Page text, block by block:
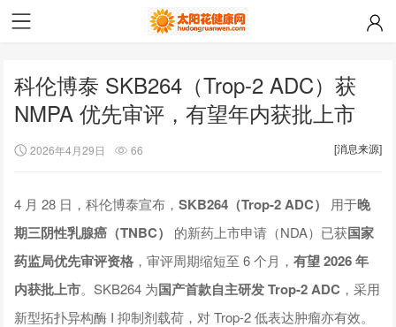
科伦博泰 SKB264（Trop-2 ADC）获
NMPA 优先审评，有望年内获批上市
2026年4月29日 66 [消息来源]
4 月 28 日，科伦博泰宣布，SKB264（Trop-2 ADC） 用于晚
期三阴性乳腺癌（TNBC）
的新药上市申请（NDA）已获国家
药监局优先审评资格 ，审评周期缩短至 6 个月，有望 2026 年
内获批上市。SKB264 为国产首款自主研发 Trop-2 ADC ，采用
新型拓扑异构酶 I 抑制剂载荷，对 Trop-2 低表达肿瘤亦有效。